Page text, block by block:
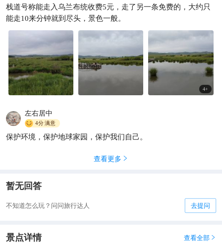
栈道号称能走入乌兰布统收费5元，走了另一条免费的，大约只
能走10来分钟就到尽头，景色一般。
4+
左右居中
4分满意
保护环境，保护地球家园，保护我们自己。
查看更多 
暂无回答
不知道怎么玩？问问旅行达人 去提问
景点详情 查看全部 